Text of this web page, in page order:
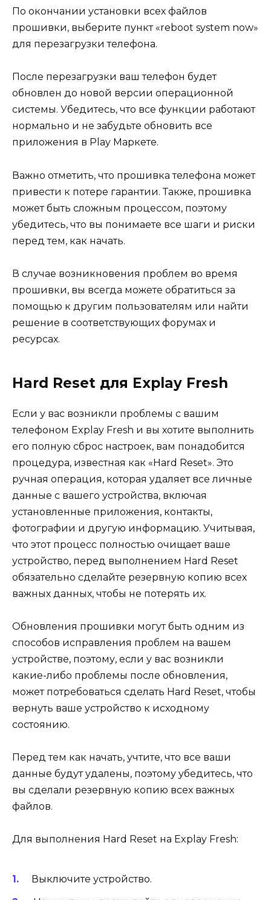
По окончании установки всех файлов
прошивки, выберите пункт «reboot system now»
для перезагрузки телефона.
После перезагрузки ваш телефон будет
обновлен до новой версии операционной
системы. Убедитесь, что все функции работают
нормально и не забудьте обновить все
приложения в Play Маркете.
Важно отметить, что прошивка телефона может
привести к потере гарантии. Также, прошивка
может быть сложным процессом, поэтому
убедитесь, что вы понимаете все шаги и риски
перед тем, как начать.
В случае возникновения проблем во время
прошивки, вы всегда можете обратиться за
помощью к другим пользователям или найти
решение в соответствующих форумах и
ресурсах.
Hard Reset для Explay Fresh
Если у вас возникли проблемы с вашим
телефоном Explay Fresh и вы хотите выполнить
его полную сброс настроек, вам понадобится
процедура, известная как «Hard Reset». Это
ручная операция, которая удаляет все личные
данные с вашего устройства, включая
установленные приложения, контакты,
фотографии и другую информацию. Учитывая,
что этот процесс полностью очищает ваше
устройство, перед выполнением Hard Reset
обязательно сделайте резервную копию всех
важных данных, чтобы не потерять их.
Обновления прошивки могут быть одним из
способов исправления проблем на вашем
устройстве, поэтому, если у вас возникли
какие-либо проблемы после обновления,
может потребоваться сделать Hard Reset, чтобы
вернуть ваше устройство к исходному
состоянию.
Перед тем как начать, учтите, что все ваши
данные будут удалены, поэтому убедитесь, что
вы сделали резервную копию всех важных
файлов.
Для выполнения Hard Reset на Explay Fresh:
Выключите устройство.